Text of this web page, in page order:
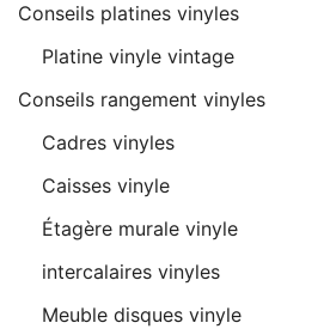
Conseils platines vinyles
Platine vinyle vintage
Conseils rangement vinyles
Cadres vinyles
Caisses vinyle
Étagère murale vinyle
intercalaires vinyles
Meuble disques vinyle